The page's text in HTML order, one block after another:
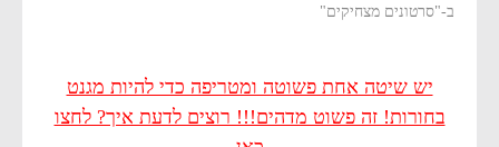
ב-"סרטונים מצחיקים"
יש שיטה אחת פשוטה ומטריפה כדי להיות מגנט
בחורות! זה פשוט מדהים!!! רוצים לדעת איך? לחצו